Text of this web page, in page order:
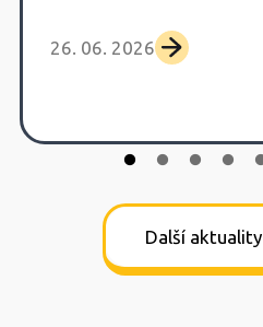
26. 06. 2026
Další aktuality